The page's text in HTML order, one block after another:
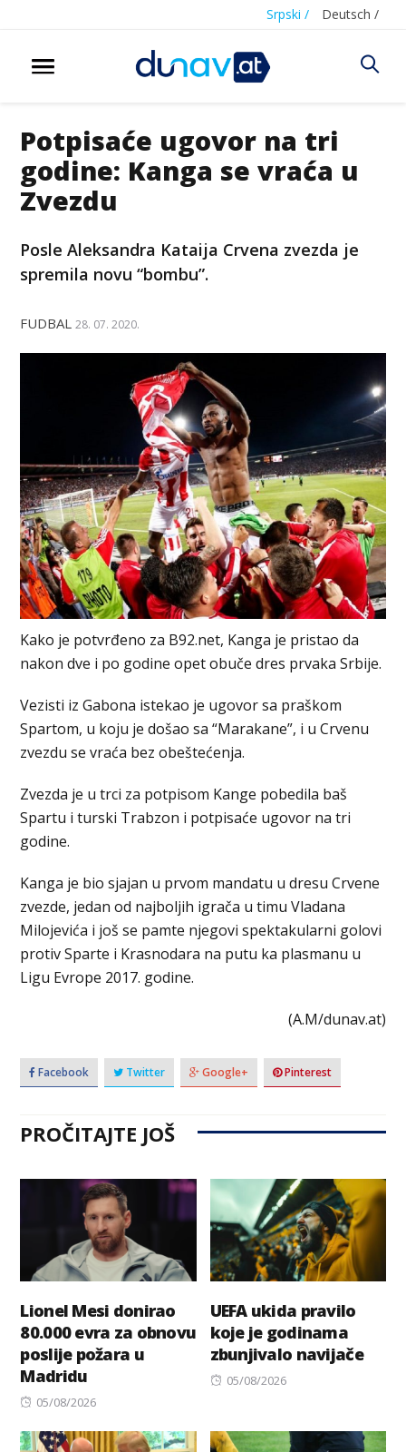
Srpski / Deutsch /
Potpisaće ugovor na tri
godine: Kanga se vraća u
Zvezdu
Posle Aleksandra Kataija Crvena zvezda je
spremila novu “bombu”.
FUDBAL 28. 07. 2020.
Kako je potvrđeno za B92.net, Kanga je pristao da
nakon dve i po godine opet obuče dres prvaka Srbije.
Vezisti iz Gabona istekao je ugovor sa praškom
Spartom, u koju je došao sa “Marakane”, i u Crvenu
zvezdu se vraća bez obeštećenja.
Zvezda je u trci za potpisom Kange pobedila baš
Spartu i turski Trabzon i potpisaće ugovor na tri
godine.
Kanga je bio sjajan u prvom mandatu u dresu Crvene
zvezde, jedan od najboljih igrača u timu Vladana
Milojevića i još se pamte njegovi spektakularni golovi
protiv Sparte i Krasnodara na putu ka plasmanu u
Ligu Evrope 2017. godine.
(A.M/dunav.at)
Facebook Twitter Google+ Pinterest
PROČITAJTE JOŠ
Lionel Mesi donirao
80.000 evra za obnovu
poslije požara u
Madridu
Posted
05/08/2026
UEFA ukida pravilo
koje je godinama
zbunjivalo navijače
Posted
05/08/2026